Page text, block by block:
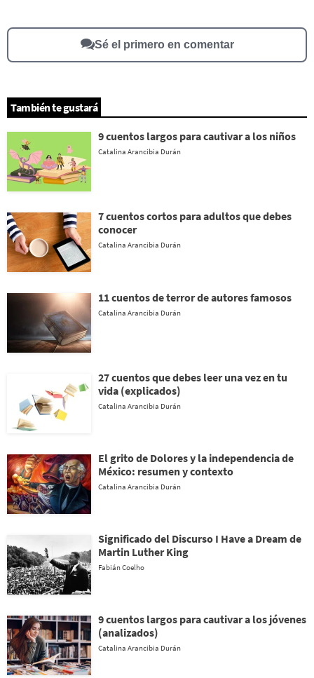
Otro
Sé el primero en comentar
También te gustará
9 cuentos largos para cautivar a los niños
Catalina Arancibia Durán
7 cuentos cortos para adultos que debes
conocer
Catalina Arancibia Durán
11 cuentos de terror de autores famosos
Catalina Arancibia Durán
27 cuentos que debes leer una vez en tu
vida (explicados)
Catalina Arancibia Durán
El grito de Dolores y la independencia de
México: resumen y contexto
Catalina Arancibia Durán
Significado del Discurso I Have a Dream de
Martin Luther King
Fabián Coelho
9 cuentos largos para cautivar a los jóvenes
(analizados)
Catalina Arancibia Durán